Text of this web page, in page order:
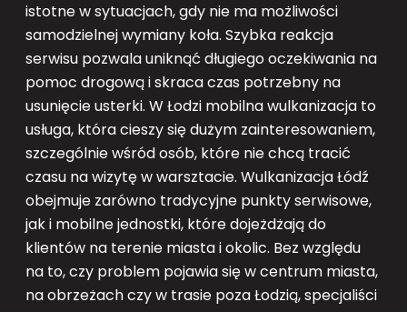
istotne w sytuacjach, gdy nie ma możliwości
samodzielnej wymiany koła. Szybka reakcja
serwisu pozwala uniknąć długiego oczekiwania na
pomoc drogową i skraca czas potrzebny na
usunięcie usterki. W Łodzi mobilna wulkanizacja to
usługa, która cieszy się dużym zainteresowaniem,
szczególnie wśród osób, które nie chcą tracić
czasu na wizytę w warsztacie. Wulkanizacja Łódź
obejmuje zarówno tradycyjne punkty serwisowe,
jak i mobilne jednostki, które dojeżdżają do
klientów na terenie miasta i okolic. Bez względu
na to, czy problem pojawia się w centrum miasta,
na obrzeżach czy w trasie poza Łodzią, specjaliści